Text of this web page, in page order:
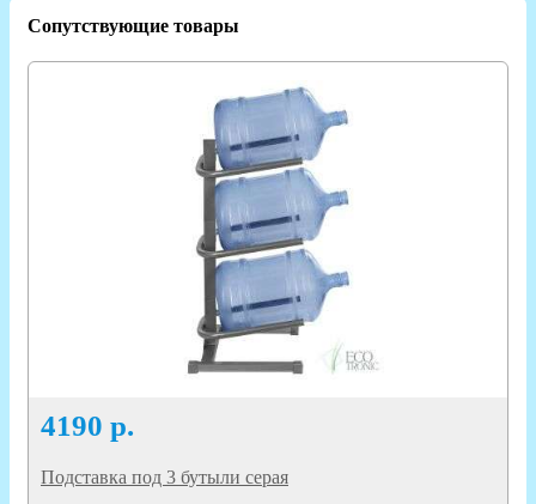
Сопутствующие товары
4190 р.
Подставка под 3 бутыли серая